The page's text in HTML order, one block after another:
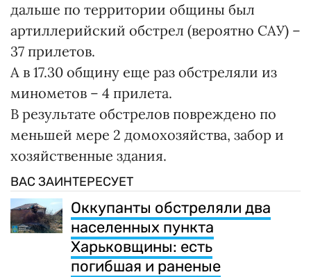
дальше по территории общины был
артиллерийский обстрел (вероятно САУ) –
37 прилетов.
А в 17.30 общину еще раз обстреляли из
минометов – 4 прилета.
В результате обстрелов повреждено по
меньшей мере 2 домохозяйства, забор и
хозяйственные здания.
ВАС ЗАИНТЕРЕСУЕТ
Оккупанты обстреляли два
населенных пункта
Харьковщины: есть
погибшая и раненые